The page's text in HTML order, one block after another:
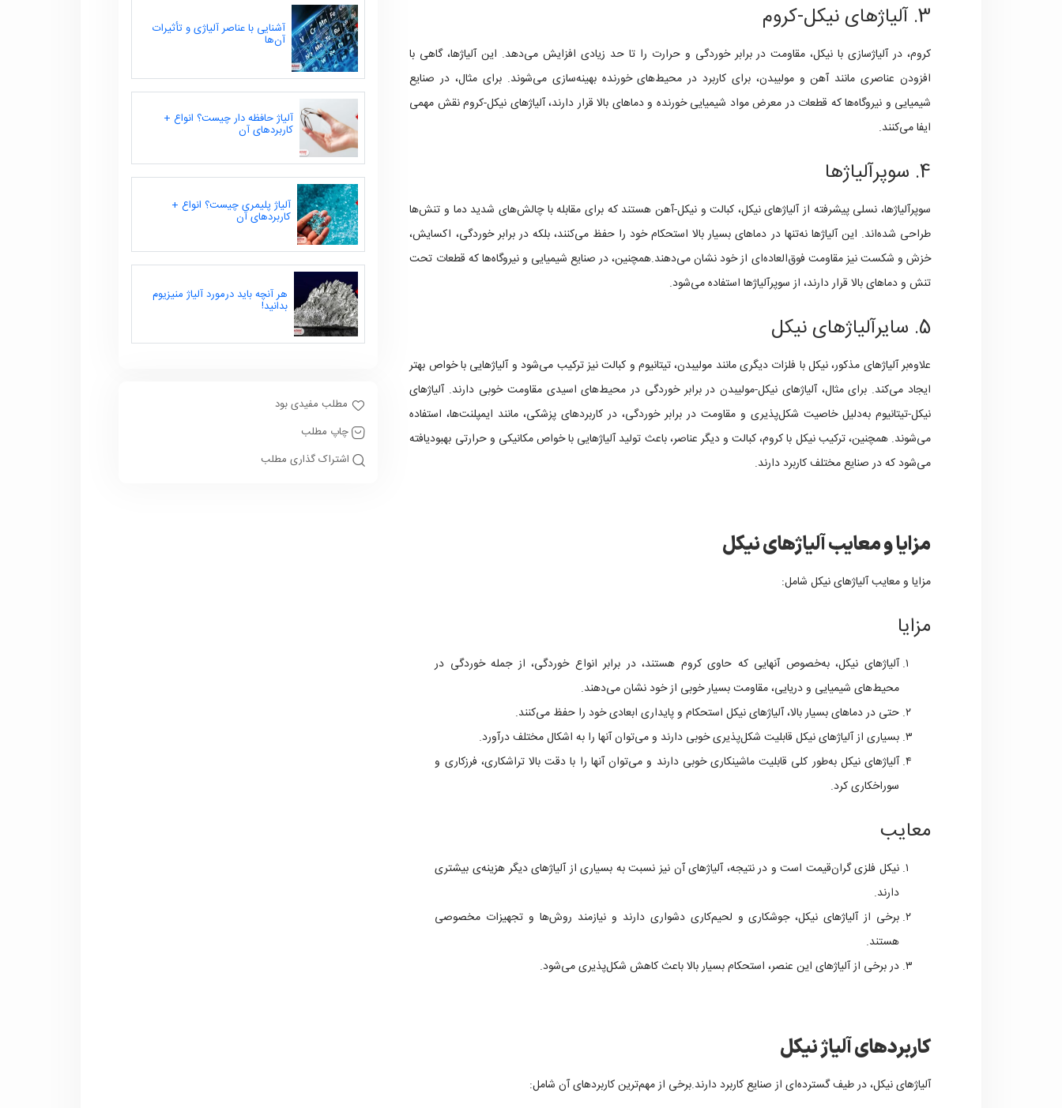
آشنایی با عناصر آلیاژی و تأثیرات
آن‌ها
آلیاژ حافظه دار چیست؟ انواع +
کاربردهای آن
آلیاژ پلیمری چیست؟ انواع +
کاربردهای آن
هر آنچه باید درمورد آلیاژ منیزیوم
بدانید!
مطلب مفیدی بود
چاپ مطلب
اشتراک گذاری مطلب
3. آلیاژهای نیکل-کروم
کروم، در آلیاژسازی با نیکل، مقاومت در برابر خوردگی و حرارت را تا حد زیادی افزایش می‌دهد. این آلیاژها، گاهی با
افزودن عناصری مانند آهن و مولیبدن، برای کاربرد در محیط‌های خورنده بهینه‌سازی می‌شوند. برای مثال، در صنایع
شیمیایی و نیروگاه‌ها که قطعات در معرض مواد شیمیایی خورنده و دماهای بالا قرار دارند، آلیاژهای نیکل-کروم نقش مهمی
ایفا می‌کنند.
4. سوپرآلیاژها
سوپرآلیاژها، نسلی پیشرفته از آلیاژهای نیکل، کبالت و نیکل-آهن هستند که برای مقابله با چالش‌های شدید دما و تنش‌ها
طراحی شده‌اند. این آلیاژها نه‌تنها در دماهای بسیار بالا استحکام خود را حفظ می‌کنند، بلکه در برابر خوردگی، اکسایش،
خزش و شکست نیز مقاومت فوق‌العاده‌ای از خود نشان می‌دهند.همچنین، در صنایع شیمیایی و نیروگاه‌ها که قطعات تحت
تنش و دماهای بالا قرار دارند، از سوپرآلیاژها استفاده می‌شود.
5. سایرآلیاژهای نیکل
علاوه‌بر آلیاژهای مذکور، نیکل با فلزات دیگری مانند مولیبدن، تیتانیوم و کبالت نیز ترکیب می‌شود و آلیاژهایی با خواص بهتر
ایجاد می‌کند. برای مثال، آلیاژهای نیکل-مولیبدن در برابر خوردگی در محیط‌های اسیدی مقاومت خوبی دارند. آلیاژهای
نیکل-تیتانیوم به‌دلیل خاصیت شکل‌پذیری و مقاومت در برابر خوردگی، در کاربردهای پزشکی، مانند ایمپلنت‌ها، استفاده
می‌شوند. همچنین، ترکیب نیکل با کروم، کبالت و دیگر عناصر، باعث تولید آلیاژهایی با خواص مکانیکی و حرارتی بهبودیافته
می‌شود که در صنایع مختلف کاربرد دارند.
مزایا و معایب آلیاژهای نیکل
مزایا و معایب آلیاژهای نیکل شامل:
مزایا
آلیاژهای نیکل، به‌خصوص آنهایی که حاوی کروم هستند، در برابر انواع خوردگی، از جمله خوردگی در
محیط‌های شیمیایی و دریایی، مقاومت بسیار خوبی از خود نشان می‌دهند.
حتی در دماهای بسیار بالا، آلیاژهای نیکل استحکام و پایداری ابعادی خود را حفظ می‌کنند.
بسیاری از آلیاژهای نیکل قابلیت شکل‌پذیری خوبی دارند و می‌توان آنها را به اشکال مختلف درآورد.
آلیاژهای نیکل به‌طور کلی قابلیت ماشینکاری خوبی دارند و می‌توان آنها را با دقت بالا تراشکاری، فرزکاری و
سوراخکاری کرد.
معایب
نیکل فلزی گران‌قیمت است و در نتیجه، آلیاژهای آن نیز نسبت به بسیاری از آلیاژهای دیگر هزینه‌ی بیشتری
دارند.
برخی از آلیاژهای نیکل، جوشکاری و لحیم‌کاری دشواری دارند و نیازمند روش‌ها و تجهیزات مخصوصی
هستند.
در برخی از آلیاژهای این عنصر، استحکام بسیار بالا باعث کاهش شکل‌پذیری می‌شود.
کاربردهای آلیاژ نیکل
آلیاژهای نیکل، در طیف گسترده‌ای از صنایع کاربرد دارند.برخی از مهم‌ترین کاربردهای آن شامل: